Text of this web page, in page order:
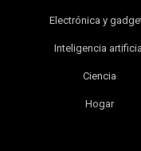
Electrónica y
Inteligencia artificial
Ciencia
Hogar